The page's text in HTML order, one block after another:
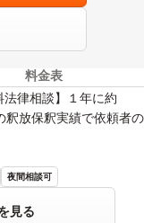
料金表
律相談】１年に約
放保釈実績で依頼者の
夜間相談可
見る